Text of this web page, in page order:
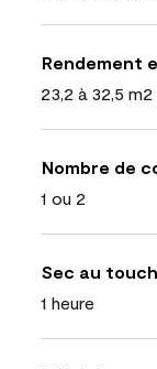
Rendement
23,2 à 32,5
Nombre de
1 ou 2
Sec au
1 heure